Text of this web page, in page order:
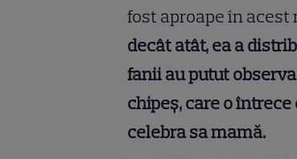
fost aproape în
decât atât, ea a
fanii au putut
chipeș, care o
celebra sa mamă.